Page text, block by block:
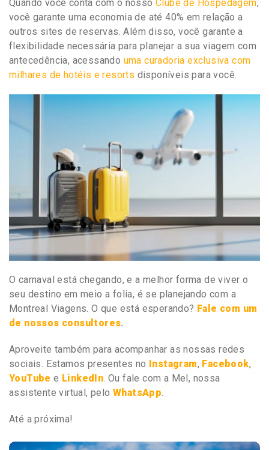
Quando você conta com o nosso Clube de Hospedagem,
você garante uma economia de até 40% em relação a
outros sites de reservas. Além disso, você garante a
flexibilidade necessária para planejar a sua viagem com
antecedência, acessando uma curadoria exclusiva com
milhares de hotéis e resorts disponíveis para você.
O carnaval está chegando, e a melhor forma de viver o
seu destino em meio a folia, é se planejando com a
Montreal Viagens. O que está esperando? Fale com um
de nossos consultores.
Aproveite também para acompanhar as nossas redes
sociais. Estamos presentes no Instagram, Facebook,
YouTube e LinkedIn. Ou fale com a Mel, nossa
assistente virtual, pelo WhatsApp.
Até a próxima!